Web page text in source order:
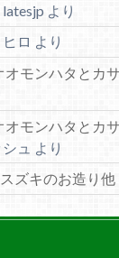
latesjp より
ヒロ より
モンハタとカ
モンハタとカ
ュ
より
ズキのお造り他